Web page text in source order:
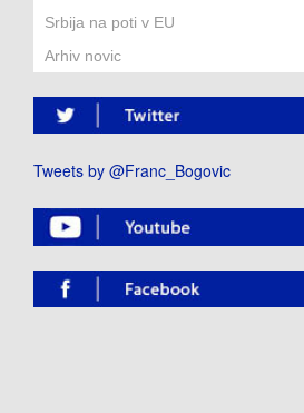
Srbija na poti v EU
Arhiv novic
Tweets by @Franc_Bogovic